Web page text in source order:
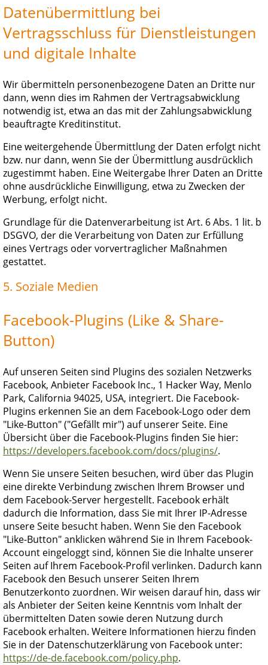
Datenübermittlung bei
Vertragsschluss für Dienstleistungen
und digitale Inhalte
Wir übermitteln personenbezogene Daten an Dritte nur
dann, wenn dies im Rahmen der Vertragsabwicklung
notwendig ist, etwa an das mit der Zahlungsabwicklung
beauftragte Kreditinstitut.
Eine weitergehende Übermittlung der Daten erfolgt nicht
bzw. nur dann, wenn Sie der Übermittlung ausdrücklich
zugestimmt haben. Eine Weitergabe Ihrer Daten an Dritte
ohne ausdrückliche Einwilligung, etwa zu Zwecken der
Werbung, erfolgt nicht.
Grundlage für die Datenverarbeitung ist Art. 6 Abs. 1 lit. b
DSGVO, der die Verarbeitung von Daten zur Erfüllung
eines Vertrags oder vorvertraglicher Maßnahmen
gestattet.
5. Soziale Medien
Facebook-Plugins (Like & Share-
Button)
Auf unseren Seiten sind Plugins des sozialen Netzwerks
Facebook, Anbieter Facebook Inc., 1 Hacker Way, Menlo
Park, California 94025, USA, integriert. Die Facebook-
Plugins erkennen Sie an dem Facebook-Logo oder dem
"Like-Button" ("Gefällt mir") auf unserer Seite. Eine
Übersicht über die Facebook-Plugins finden Sie hier:
https://developers.facebook.com/docs/plugins/.
Wenn Sie unsere Seiten besuchen, wird über das Plugin
eine direkte Verbindung zwischen Ihrem Browser und
dem Facebook-Server hergestellt. Facebook erhält
dadurch die Information, dass Sie mit Ihrer IP-Adresse
unsere Seite besucht haben. Wenn Sie den Facebook
"Like-Button" anklicken während Sie in Ihrem Facebook-
Account eingeloggt sind, können Sie die Inhalte unserer
Seiten auf Ihrem Facebook-Profil verlinken. Dadurch kann
Facebook den Besuch unserer Seiten Ihrem
Benutzerkonto zuordnen. Wir weisen darauf hin, dass wir
als Anbieter der Seiten keine Kenntnis vom Inhalt der
übermittelten Daten sowie deren Nutzung durch
Facebook erhalten. Weitere Informationen hierzu finden
Sie in der Datenschutzerklärung von Facebook unter:
https://de-de.facebook.com/policy.php.